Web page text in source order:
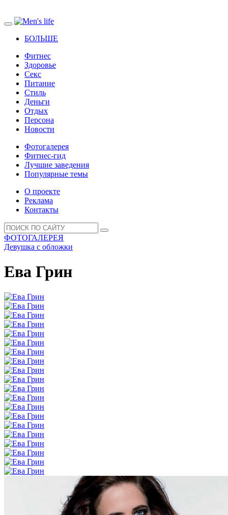
БОЛЬШЕ
Фитнес
Здоровье
Секс
Питание
Стиль
Деньги
Отдых
Персона
Новости
Фотогалерея
Фитнес-гид
Лучшие заведения
Популярные темы
О проекте
Реклама
Контакты
ФОТОГАЛЕРЕЯ
Девушка с обложки
Ева Грин